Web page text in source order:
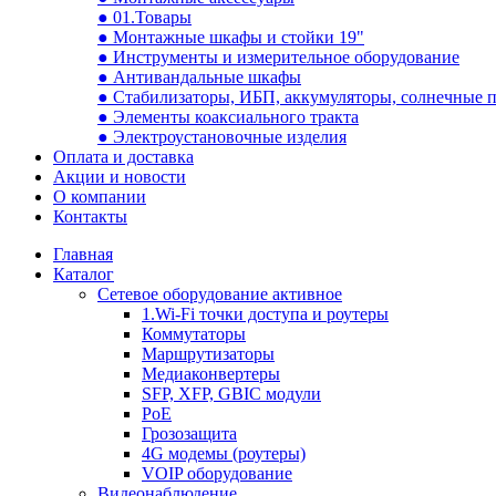
● 01.Товары
● Монтажные шкафы и стойки 19"
● Инструменты и измерительное оборудование
● Антивандальные шкафы
● Стабилизаторы, ИБП, аккумуляторы, солнечные
● Элементы коаксиального тракта
● Электроустановочные изделия
Оплата и доставка
Акции и новости
О компании
Контакты
Главная
Каталог
Сетевое оборудование активное
1.Wi-Fi точки доступа и роутеры
Коммутаторы
Маршрутизаторы
Медиаконвертеры
SFP, XFP, GBIC модули
PoE
Грозозащита
4G модемы (роутеры)
VOIP оборудование